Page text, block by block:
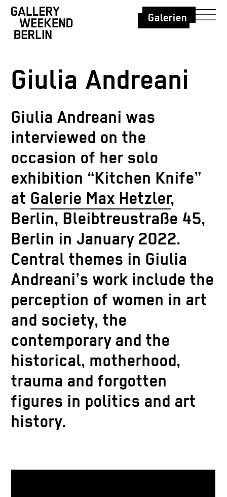
Galerien
Giulia Andreani
Giulia Andreani was
interviewed on the
occasion of her solo
exhibition “Kitchen Knife”
at Galerie Max Hetzler,
Berlin, Bleibtreustraße 45,
Berlin in January 2022.
Central themes in Giulia
Andreani’s work include the
perception of women in art
and society, the
contemporary and the
historical, motherhood,
trauma and forgotten
figures in politics and art
history.